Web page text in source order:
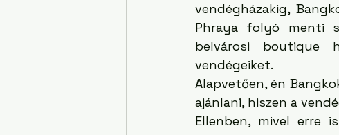
vendégházakig,
Phraya folyó menti
belvárosi boutique
vendégeiket.
Alapvetően, én
ajánlani, hiszen a
Ellenben, mivel erre